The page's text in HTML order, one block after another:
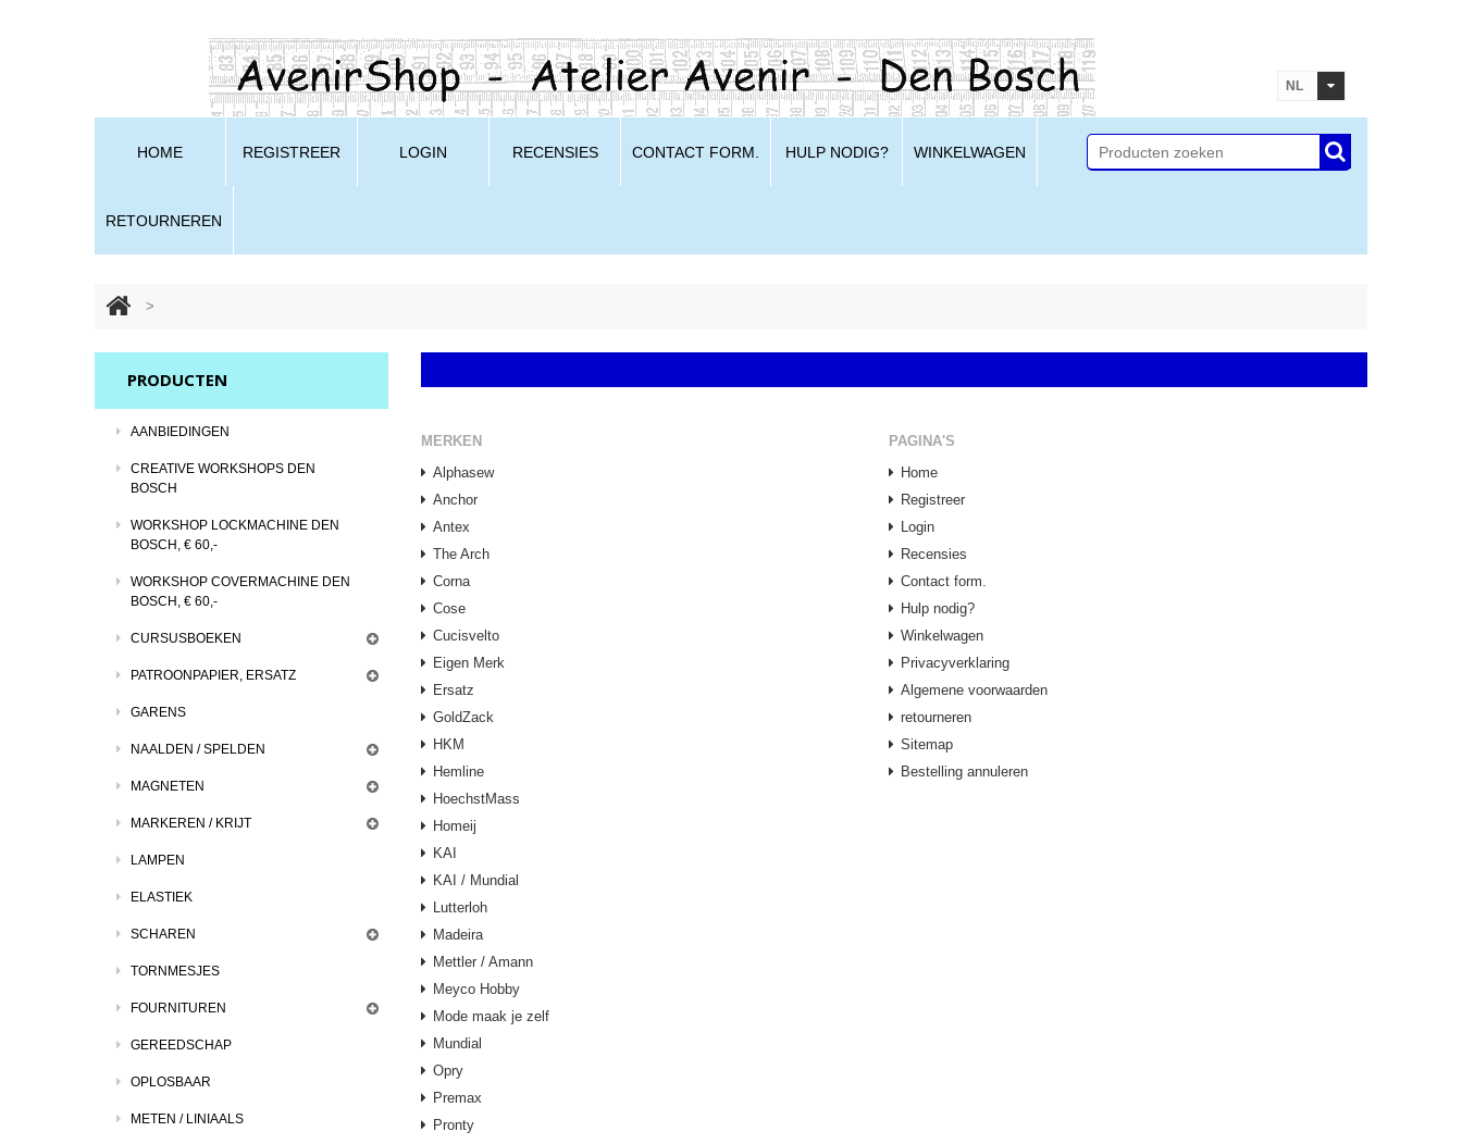
NL
HOME REGISTREER LOGIN RECENSIES CONTACT FORM. HULP NODIG? WINKELWAGEN
RETOURNEREN
>
MERKEN
Alphasew
Anchor
Antex
The Arch
Corna
Cose
Cucisvelto
Eigen Merk
Ersatz
GoldZack
HKM
Hemline
HoechstMass
Homeij
KAI
KAI / Mundial
Lutterloh
Madeira
Mettler / Amann
Meyco Hobby
Mode maak je zelf
Mundial
Opry
Premax
Pronty
PAGINA'S
Home
Registreer
Login
Recensies
Contact form.
Hulp nodig?
Winkelwagen
Privacyverklaring
Algemene voorwaarden
retourneren
Sitemap
Bestelling annuleren
PRODUCTEN
AANBIEDINGEN
CREATIVE WORKSHOPS DEN
BOSCH
WORKSHOP LOCKMACHINE DEN
BOSCH, € 60,-
WORKSHOP COVERMACHINE DEN
BOSCH, € 60,-
CURSUSBOEKEN
PATROONPAPIER, ERSATZ
GARENS
NAALDEN / SPELDEN
MAGNETEN
MARKEREN / KRIJT
LAMPEN
ELASTIEK
SCHAREN
TORNMESJES
FOURNITUREN
GEREEDSCHAP
OPLOSBAAR
METEN / LINIAALS